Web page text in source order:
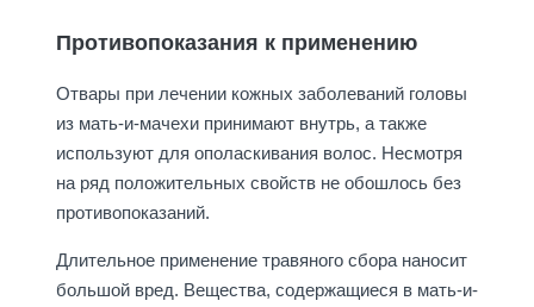
Противопоказания к применению
Отвары при лечении кожных заболеваний головы
из мать-и-мачехи принимают внутрь, а также
используют для ополаскивания волос. Несмотря
на ряд положительных свойств не обошлось без
противопоказаний.
Длительное применение травяного сбора наносит
большой вред. Вещества, содержащиеся в мать-и-